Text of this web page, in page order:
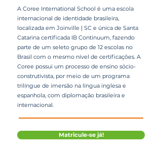
A Coree International School é uma escola
internacional de identidade brasileira,
localizada em Joinville | SC e única de Santa
Catarina certificada IB Continuum, fazendo
parte de um seleto grupo de 12 escolas no
Brasil com o mesmo nível de certificações. A
Coree possui um processo de ensino sócio-
construtivista, por meio de um programa
trilíngue de imersão na língua inglesa e
espanhola, com diplomação brasileira e
internacional.
Matricule-se já!